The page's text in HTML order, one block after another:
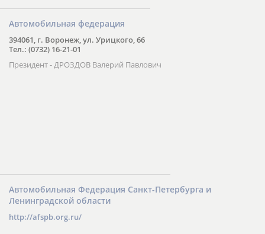
Автомобильная федерация
394061, г. Воронеж, ул. Урицкого, 66
Тел.: (0732) 16-21-01
Президент - ДРОЗДОВ Валерий Павлович
Автомобильная Федерация Санкт-Петербурга и
Ленинградской области
http://afspb.org.ru/